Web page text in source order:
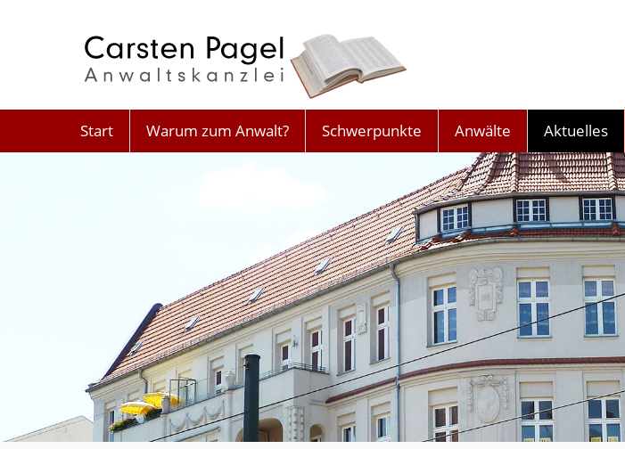
Start Warum zum Anwalt? Schwerpunkte Anwälte Aktuelles